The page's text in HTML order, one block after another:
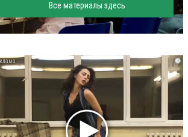
Все материалы здесь
i